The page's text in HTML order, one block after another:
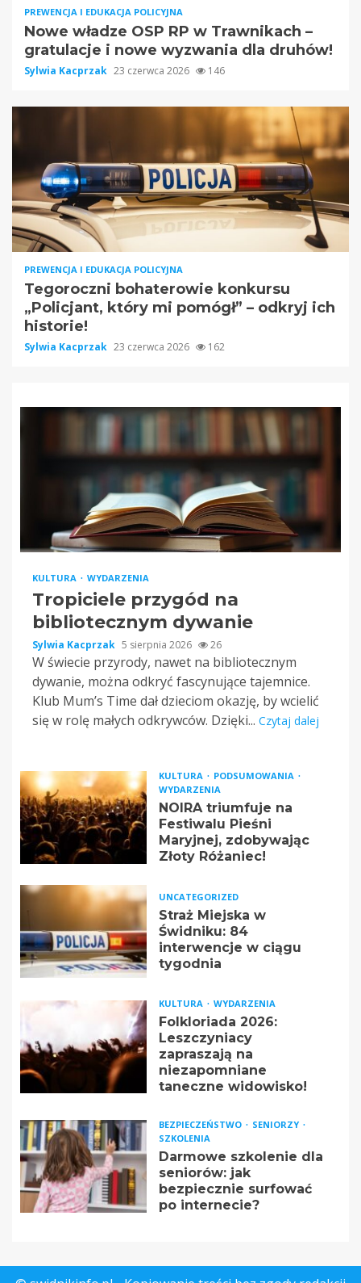
PREWENCJA I EDUKACJA POLICYJNA
Nowe władze OSP RP w Trawnikach –
gratulacje i nowe wyzwania dla druhów!
Sylwia Kacprzak 23 czerwca 2026 146
PREWENCJA I EDUKACJA POLICYJNA
Tegoroczni bohaterowie konkursu
„Policjant, który mi pomógł” – odkryj ich
historie!
Sylwia Kacprzak 23 czerwca 2026 162
KULTURA WYDARZENIA
Tropiciele przygód na
bibliotecznym dywanie
Sylwia Kacprzak 5 sierpnia 2026 26
W świecie przyrody, nawet na bibliotecznym
dywanie, można odkryć fascynujące tajemnice.
Klub Mum’s Time dał dzieciom okazję, by wcielić
się w rolę małych odkrywców. Dzięki... Czytaj dalej
KULTURA
PODSUMOWANIA
WYDARZENIA
NOIRA triumfuje na
Festiwalu Pieśni
Maryjnej, zdobywając
Złoty Różaniec!
UNCATEGORIZED
Straż Miejska w
Świdniku: 84
interwencje w ciągu
tygodnia
KULTURA WYDARZENIA
Folkloriada 2026:
Leszczyniacy
zapraszają na
niezapomniane
taneczne widowisko!
BEZPIECZEŃSTWO
SENIORZY
SZKOLENIA
Darmowe szkolenie dla
seniorów: jak
bezpiecznie surfować
po internecie?